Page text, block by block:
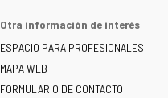
Otra información de interés
ESPACIO PARA PROFESIONALES
MAPA WEB
FORMULARIO DE CONTACTO